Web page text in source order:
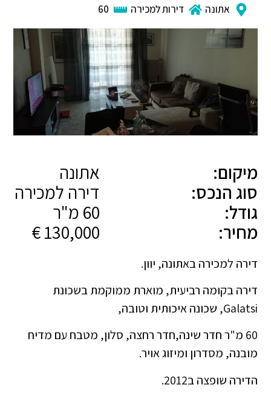
אתונה דירות למכירה 60
מיקום:
אתונה
סוג הנכס:
דירה למכירה
גודל:
מחיר:
דירה למכירה באתונה, יוון.
דירה בקומה רביעית, מוארת ממוקמת בשכונת
Galatsi, שכונה איכותית וטובה,
60 מ"ר חדר שינה,חדר רחצה, סלון, מטבח עם מדיח
מובנה, מסדרון ומיזוג אויר.
הדירה שופצה ב2012.